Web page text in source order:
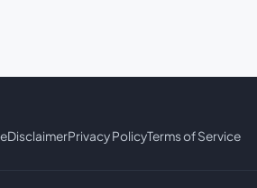
DisclaimerPrivacy PolicyTerms of Service